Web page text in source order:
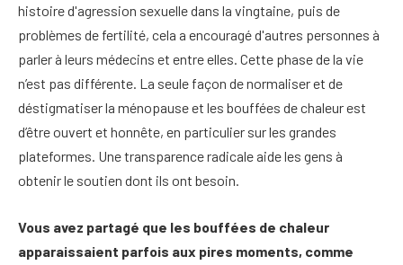
histoire d'agression sexuelle dans la vingtaine, puis de
problèmes de fertilité, cela a encouragé d'autres personnes à
parler à leurs médecins et entre elles. Cette phase de la vie
n’est pas différente. La seule façon de normaliser et de
déstigmatiser la ménopause et les bouffées de chaleur est
d’être ouvert et honnête, en particulier sur les grandes
plateformes. Une transparence radicale aide les gens à
obtenir le soutien dont ils ont besoin.
Vous avez partagé que les bouffées de chaleur
apparaissaient parfois aux pires moments, comme